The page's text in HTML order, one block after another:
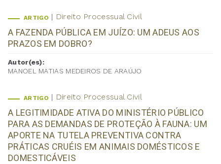
ARTIGO Direito Processual Civil
A FAZENDA PÚBLICA EM JUÍZO: UM ADEUS AOS
PRAZOS EM DOBRO?
Autor(es):
MANOEL MATIAS MEDEIROS DE ARAÚJO
ARTIGO Direito Processual Civil
A LEGITIMIDADE ATIVA DO MINISTÉRIO PÚBLICO
PARA AS DEMANDAS DE PROTEÇÃO À FAUNA: UM
APORTE NA TUTELA PREVENTIVA CONTRA
PRÁTICAS CRUÉIS EM ANIMAIS DOMÉSTICOS E
DOMESTICÁVEIS